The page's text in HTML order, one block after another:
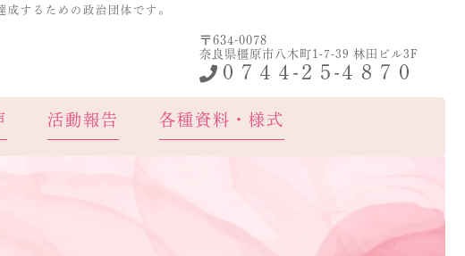
するための政治団体です。
〒634-0078
奈良県橿原市八木町1-7-39 林田ビル3F
０７４４-２５-４８７０
活動報告 各種資料・様式